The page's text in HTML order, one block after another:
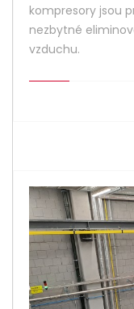
kompresory jsou
nezbytné
vzduchu.